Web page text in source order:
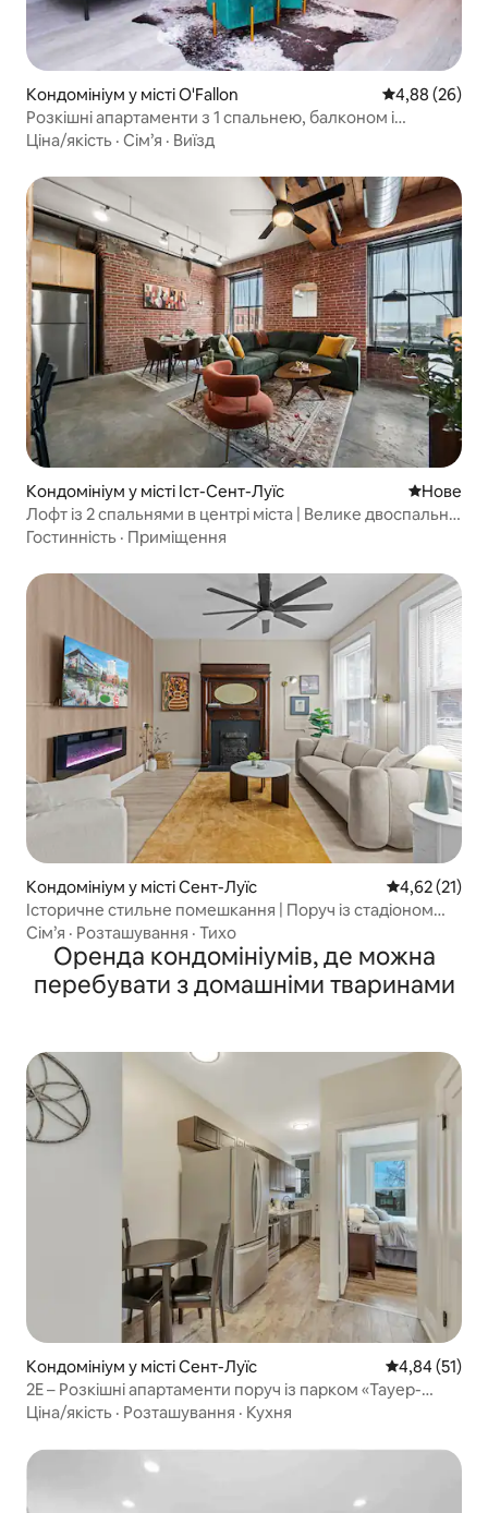
Кондомініум у місті O'Fallon Середня
4,88 (26)
Розкішні апартаменти з 1 спальнею, балконом і
тренажерним залом
Ціна/якість · Сім’я · Виїзд
Кондомініум у місті Іст-Сент-Луїс Нове
Нове
Лофт із 2 спальнями в центрі міста | Велике двоспальне
ліжко + велике двоспальне ліжко | 6 місць
Гостинність · Приміщення
Кондомініум у місті Сент-Луїс Середня
4,62 (21)
Історичне стильне помешкання | Поруч із стадіоном
Буш і Аркою
Сім’я · Розташування · Тихо
Оренда кондомініумів, де можна
перебувати з домашніми тваринами
Кондомініум у місті Сент-Луїс Середня
4,84 (51)
2E – Розкішні апартаменти поруч із парком «Тауер-
Гроув»
Ціна/якість · Розташування · Кухня